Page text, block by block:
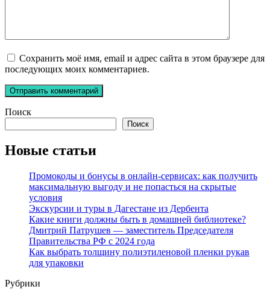
Сохранить моё имя, email и адрес сайта в этом браузере для
последующих моих комментариев.
Поиск
Поиск
Новые статьи
Промокоды и бонусы в онлайн-сервисах: как получить
максимальную выгоду и не попасться на скрытые
условия
Экскурсии и туры в Дагестане из Дербента
Какие книги должны быть в домашней библиотеке?
Дмитрий Патрушев — заместитель Председателя
Правительства РФ с 2024 года
Как выбрать толщину полиэтиленовой пленки рукав
для упаковки
Рубрики